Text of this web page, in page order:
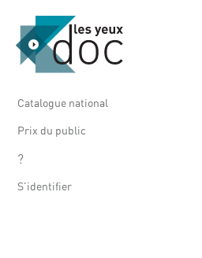
Catalogue national
Prix du public
?
S'identifier